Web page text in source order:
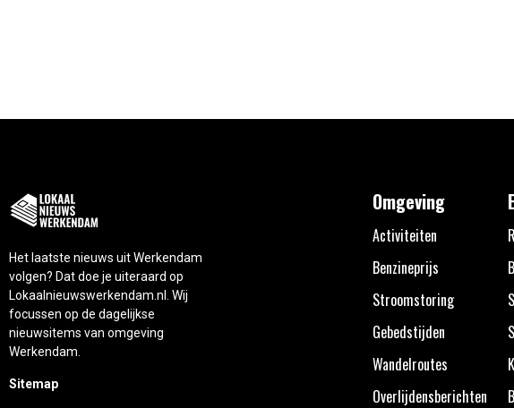
Het laatste nieuws uit Werkendam
volgen? Dat doe je uiteraard op
Lokaalnieuwswerkendam.nl. Wij
focussen op de dagelijkse
nieuwsitems van omgeving
Werkendam.
Sitemap
Omgeving
Activiteiten
Benzineprijs
Stroomstoring
Gebedstijden
Wandelroutes
Overlijdensberichten